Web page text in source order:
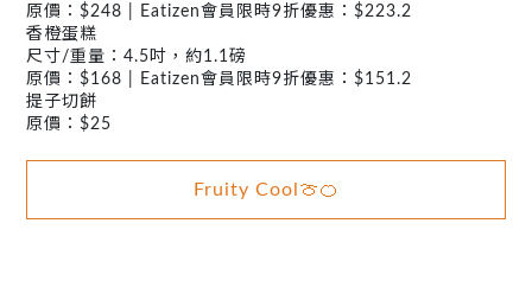
原價：$248 | Eatizen會員限時9折優惠：$223.2
香橙蛋糕
尺寸/重量：4.5吋，約1.1磅
原價：$168 | Eatizen會員限時9折優惠：$151.2
提子切餅
原價：$25
Fruity Cool🍈🍊